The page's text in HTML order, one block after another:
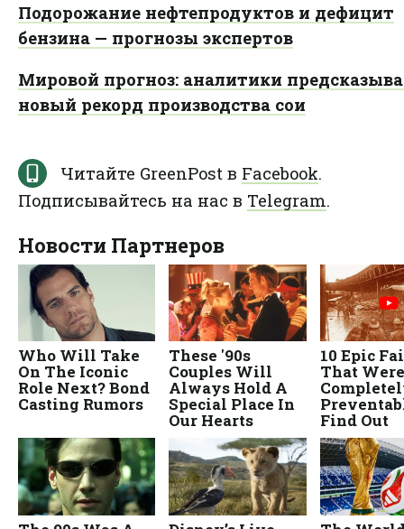
Подорожание нефтепродуктов и дефицит
бензина — прогнозы экспертов
Мировой прогноз: аналитики
новый рекорд производства сои
Читайте GreenPost в Facebook.
Подписывайтесь на нас в Telegram.